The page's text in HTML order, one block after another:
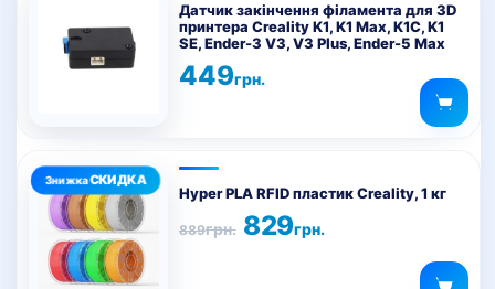
Датчик закінчення філамента для 3D
принтера Creality K1, K1 Max, K1C, K1
SE, Ender-3 V3, V3 Plus, Ender-5 Max
449грн.
Hyper PLA RFID пластик Creality, 1 кг
889грн.
Оригінальна
ціна:
829грн.
Поточна
ціна:
Цей
товар
має
кілька
варіантів.